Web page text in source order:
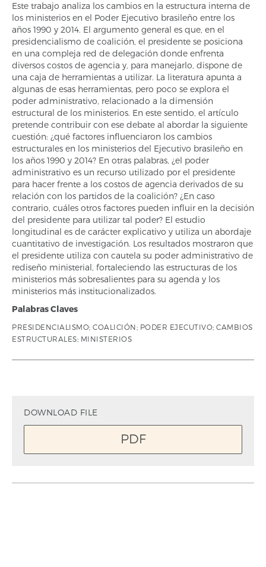
Este trabajo analiza los cambios en la estructura interna de
los ministerios en el Poder Ejecutivo brasileño entre los
años 1990 y 2014. El argumento general es que, en el
presidencialismo de coalición, el presidente se posiciona
en una compleja red de delegación donde enfrenta
diversos costos de agencia y, para manejarlo, dispone de
una caja de herramientas a utilizar. La literatura apunta a
algunas de esas herramientas, pero poco se explora el
poder administrativo, relacionado a la dimensión
estructural de los ministerios. En este sentido, el artículo
pretende contribuir con ese debate al abordar la siguiente
cuestión: ¿qué factores influenciaron los cambios
estructurales en los ministerios del Ejecutivo brasileño en
los años 1990 y 2014? En otras palabras, ¿el poder
administrativo es un recurso utilizado por el presidente
para hacer frente a los costos de agencia derivados de su
relación con los partidos de la coalición? ¿En caso
contrario, cuáles otros factores pueden influir en la decisión
del presidente para utilizar tal poder? El estudio
longitudinal es de carácter explicativo y utiliza un abordaje
cuantitativo de investigación. Los resultados mostraron que
el presidente utiliza con cautela su poder administrativo de
rediseño ministerial, fortaleciendo las estructuras de los
ministerios más sobresalientes para su agenda y los
ministerios más institucionalizados.
Palabras Claves
PRESIDENCIALISMO; COALICIÓN; PODER EJECUTIVO; CAMBIOS
ESTRUCTURALES; MINISTERIOS
DOWNLOAD FILE
PDF